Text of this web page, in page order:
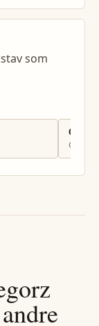
som
Geir